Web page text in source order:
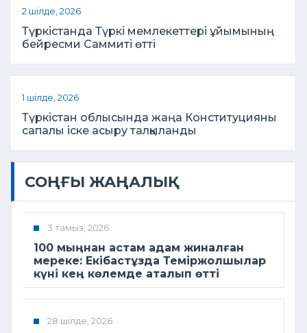
2 шілде, 2026
Түркістанда Түркі мемлекеттері ұйымының
бейресми Саммиті өтті
1 шілде, 2026
Түркістан облысында жаңа Конституцияны
сапалы іске асыру талқыланды
СОҢҒЫ ЖАҢАЛЫҚ
3 тамыз, 2026
100 мыңнан астам адам жиналған
мереке: Екібастұзда Теміржолшылар
күні кең көлемде аталып өтті
28 шілде, 2026